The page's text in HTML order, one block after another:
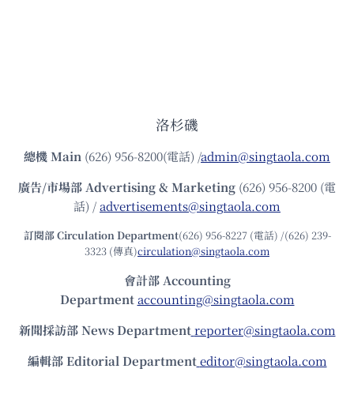
洛杉磯
總機Main (626) 956-8200(電話) /admin@singtaola.com
廣告/市場部Advertising & Marketing (626) 956-8200 (電
話) /advertisements@singtaola.com
訂閱部 Circulation Department(626) 956-8227 (電話) /(626) 239-
3323 (傳真)circulation@singtaola.com
會計部 Accounting
Department accounting@singtaola.com
新聞採訪部 News Department reporter@singtaola.com
編輯部 Editorial Department editor@singtaola.com